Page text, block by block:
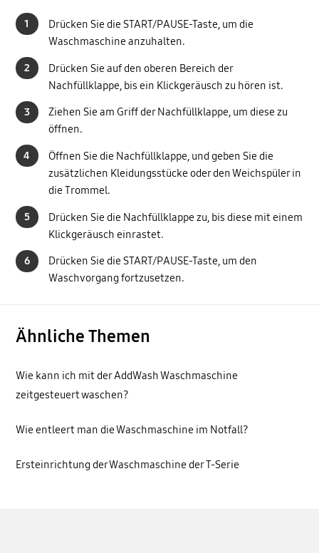
1
Drücken Sie die START/PAUSE-Taste, um die
Waschmaschine anzuhalten.
2
Drücken Sie auf den oberen Bereich der
Nachfüllklappe, bis ein Klickgeräusch zu hören ist.
3
Ziehen Sie am Griff der Nachfüllklappe, um diese zu
öffnen.
4
Öffnen Sie die Nachfüllklappe, und geben Sie die
zusätzlichen Kleidungsstücke oder den Weichspüler in
die Trommel.
5
Drücken Sie die Nachfüllklappe zu, bis diese mit einem
Klickgeräusch einrastet.
6
Drücken Sie die START/PAUSE-Taste, um den
Waschvorgang fortzusetzen.
Ähnliche Themen
Wie kann ich mit der AddWash Waschmaschine
zeitgesteuert waschen?
Wie entleert man die Waschmaschine im Notfall?
Ersteinrichtung der Waschmaschine der T-Serie